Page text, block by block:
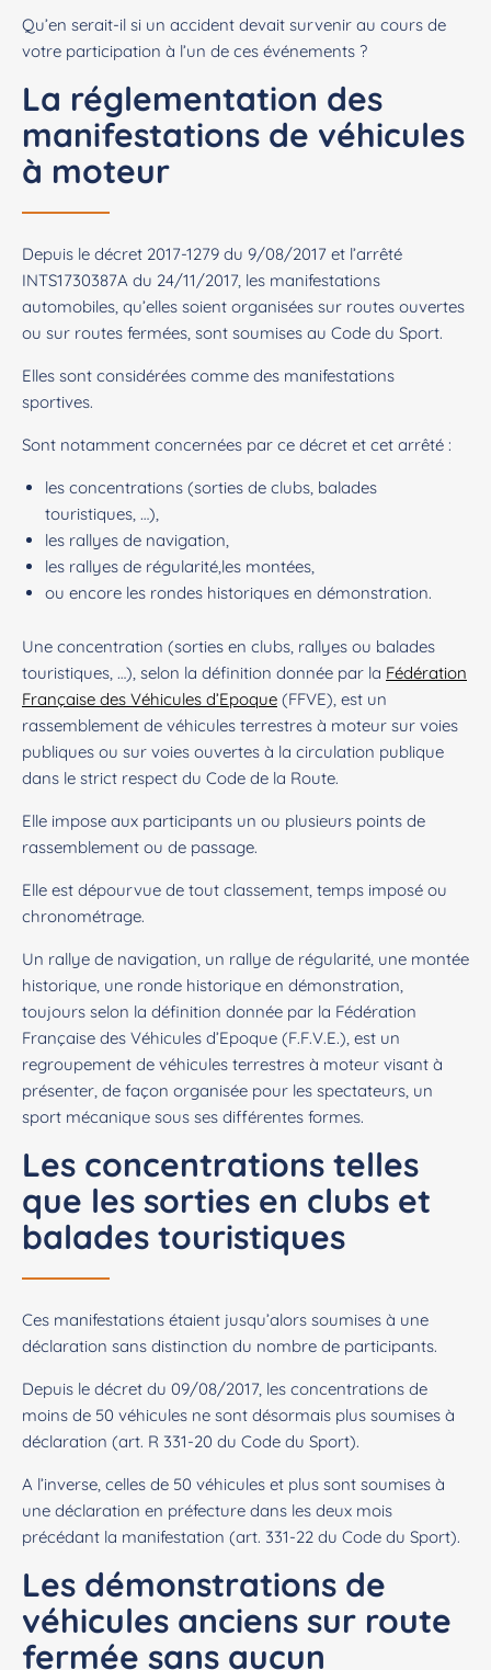
Qu’en serait-il si un accident devait survenir au cours de
votre participation à l’un de ces événements ?
La réglementation des
manifestations de véhicules
à moteur
Depuis le décret 2017-1279 du 9/08/2017 et l’arrêté
INTS1730387A du 24/11/2017, les manifestations
automobiles, qu’elles soient organisées sur routes ouvertes
ou sur routes fermées, sont soumises au Code du Sport.
Elles sont considérées comme des manifestations
sportives.
Sont notamment concernées par ce décret et cet arrêté :
les concentrations (sorties de clubs, balades
touristiques, …),
les rallyes de navigation,
les rallyes de régularité,les montées,
ou encore les rondes historiques en démonstration.
Une concentration (sorties en clubs, rallyes ou balades
touristiques, …), selon la définition donnée par la Fédération
Française des Véhicules d’Epoque (FFVE), est un
rassemblement de véhicules terrestres à moteur sur voies
publiques ou sur voies ouvertes à la circulation publique
dans le strict respect du Code de la Route.
Elle impose aux participants un ou plusieurs points de
rassemblement ou de passage.
Elle est dépourvue de tout classement, temps imposé ou
chronométrage.
Un rallye de navigation, un rallye de régularité, une montée
historique, une ronde historique en démonstration,
toujours selon la définition donnée par la Fédération
Française des Véhicules d’Epoque (F.F.V.E.), est un
regroupement de véhicules terrestres à moteur visant à
présenter, de façon organisée pour les spectateurs, un
sport mécanique sous ses différentes formes.
Les concentrations telles
que les sorties en clubs et
balades touristiques
Ces manifestations étaient jusqu’alors soumises à une
déclaration sans distinction du nombre de participants.
Depuis le décret du 09/08/2017, les concentrations de
moins de 50 véhicules ne sont désormais plus soumises à
déclaration (art. R 331-20 du Code du Sport).
A l’inverse, celles de 50 véhicules et plus sont soumises à
une déclaration en préfecture dans les deux mois
précédant la manifestation (art. 331-22 du Code du Sport).
Les démonstrations de
véhicules anciens sur route
fermée sans aucun